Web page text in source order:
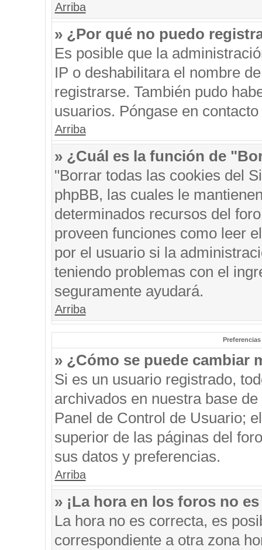
Arriba
» ¿Por qué no puedo
Es posible que la
IP o deshabilitara el nombre
registrarse. También pudo
usuarios. Póngase en
Arriba
» ¿Cuál es la función de
"Borrar todas las cookies del
phpBB, las cuales le
determinados recursos del
proveen funciones como leer
por el usuario si la
teniendo problemas con el
seguramente ayudará.
Arriba
» ¿Cómo se puede cambiar
Si es un usuario registrado,
archivados en nuestra base
Panel de Control de Usuario;
superior de las páginas del
sus datos y preferencias.
Arriba
» ¡La hora en los foros no
La hora no es correcta, es
correspondiente a otra zona